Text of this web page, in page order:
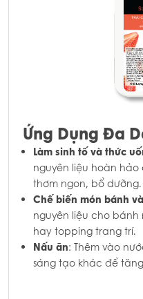
Ứng Dụng Đa
Làm sinh tố và thức
nguyên liệu hoàn
thơm ngon, bổ dưỡng.
Chế biến món bánh
nguyên liệu cho bánh
hay topping trang trí.
Nấu ăn: Thêm vào
sáng tạo khác để